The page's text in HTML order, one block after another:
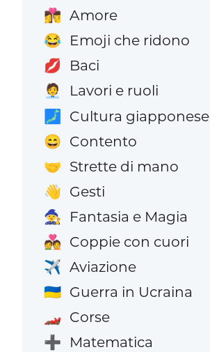
👩‍❤️‍💋‍👨 Amore
😂 Emoji che ridono
💋 Baci
🧑‍💼 Lavori e ruoli
🗾 Cultura giapponese
😄 Contento
🤝 Strette di mano
👋 Gesti
🧙 Fantasia e Magia
💑 Coppie con cuori
✈️ Aviazione
🇺🇦 Guerra in Ucraina
🏎️ Corse
➕ Matematica